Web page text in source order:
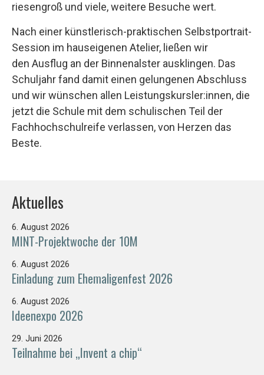
riesengroß und viele, weitere Besuche wert.
Nach einer künstlerisch-praktischen Selbstportrait-
Session im hauseigenen Atelier, ließen wir
den Ausflug an der Binnenalster ausklingen. Das
Schuljahr fand damit einen gelungenen Abschluss
und wir wünschen allen Leistungskursler:innen, die
jetzt die Schule mit dem schulischen Teil der
Fachhochschulreife verlassen, von Herzen das
Beste.
Aktuelles
6. August 2026
MINT-Projektwoche der 10M
6. August 2026
Einladung zum Ehemaligenfest 2026
6. August 2026
Ideenexpo 2026
29. Juni 2026
Teilnahme bei „Invent a chip“